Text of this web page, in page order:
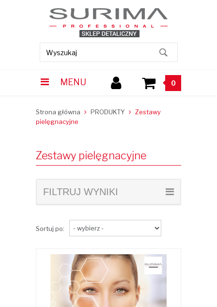
MENU 0
Strona główna PRODUKTY
Zestawy
pielęgnacyjne
Zestawy pielęgnacyjne
FILTRUJ WYNIKI
Sortuj po: